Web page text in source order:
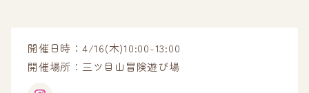
開催日時：4/16(木)10:00-13:00
開催場所：三ツ目山冒険遊び場